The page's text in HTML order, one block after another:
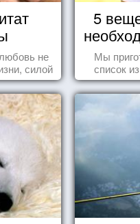
не
силой
...
5
Мы
список
вещей,